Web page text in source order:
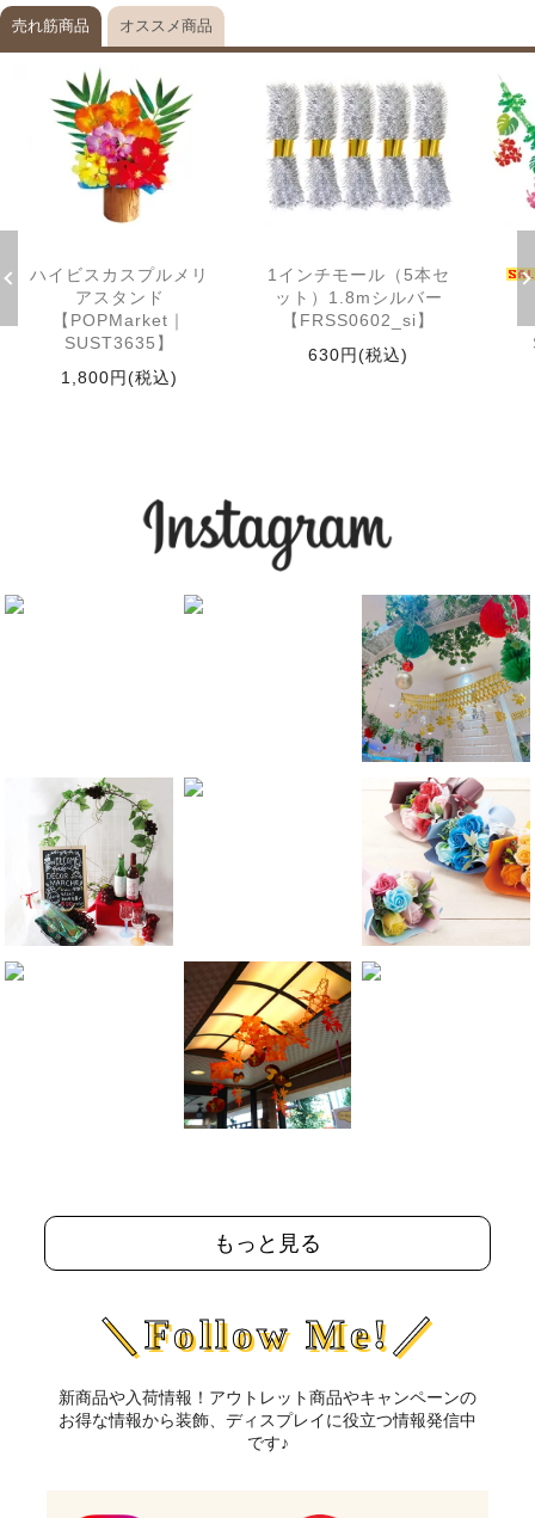
売れ筋商品 オススメ商品
ハイビスカスプルメリ
アスタンド
【POPMarket｜
SUST3635】
1,800円(税込)
1インチモール（5本セ
ット）1.8mシルバー
【FRSS0602_si】
630円(税込)
もっと見る
＼Follow Me!／
新商品や入荷情報！アウトレット商品やキャンペーンの
お得な情報から装飾、ディスプレイに役立つ情報発信中
です♪